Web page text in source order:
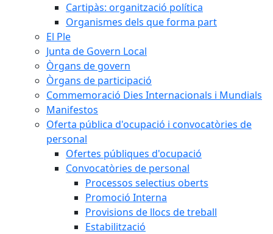
Cartipàs: organització política
Organismes dels que forma part
El Ple
Junta de Govern Local
Òrgans de govern
Òrgans de participació
Commemoració Dies Internacionals i Mundials
Manifestos
Oferta pública d'ocupació i convocatòries de
personal
Ofertes públiques d'ocupació
Convocatòries de personal
Processos selectius oberts
Promoció Interna
Provisions de llocs de treball
Estabilització